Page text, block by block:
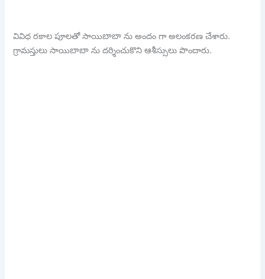
వివిధ రకాల పూలతో సాయిబాబా ను అందం గా అలంకరణ చేశారు.
గ్రామస్తులు సాయిబాబా ను దర్శించుకొని ఆశీస్సులు పొందారు.